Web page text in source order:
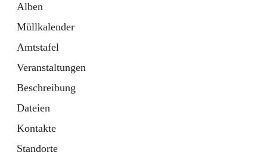
Alben
Müllkalender
Amtstafel
Veranstaltungen
Beschreibung
Dateien
Kontakte
Standorte